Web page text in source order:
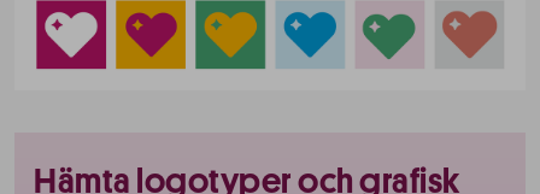
Hämta logotyper och grafisk